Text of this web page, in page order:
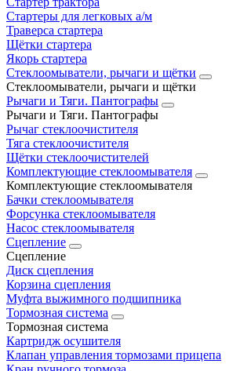
Стартеры для легковых а/м
Траверса стартера
Щётки стартера
Якорь стартера
Стеклоомыватели, рычаги и щётки
Стеклоомыватели, рычаги и щётки
Рычаги и Тяги. Пантографы
Рычаги и Тяги. Пантографы
Рычаг стеклоочистителя
Тяга стеклоочистителя
Щётки стеклоочистителей
Комплектующие стеклоомывателя
Комплектующие стеклоомывателя
Бачки стеклоомывателя
Форсунка стеклоомывателя
Насос стеклоомывателя
Сцепление
Сцепление
Диск сцепления
Корзина сцепления
Муфта выжимного подшипника
Тормозная система
Тормозная система
Картридж осушителя
Клапан управления тормозами прицепа